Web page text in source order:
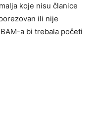
koje nisu članice
ili nije
a bi trebala početi